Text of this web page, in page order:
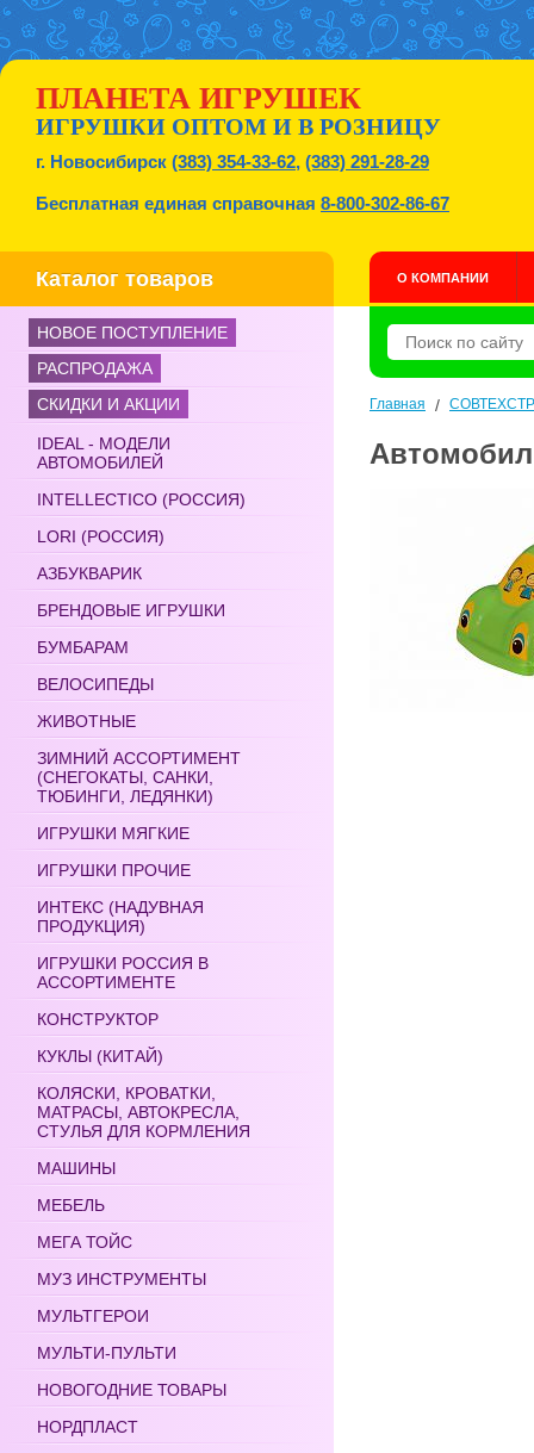
ПЛАНЕТА ИГРУШЕК
ИГРУШКИ ОПТОМ И В РОЗНИЦУ
г. Новосибирск (383) 354-33-62, (383) 291-28-29
Бесплатная единая справочная 8-800-302-86-67
Каталог товаров О КОМПАНИИ
НОВОЕ ПОСТУПЛЕНИЕ
РАСПРОДАЖА
СКИДКИ И АКЦИИ
IDEAL - МОДЕЛИ
АВТОМОБИЛЕЙ
INTELLECTICO (РОССИЯ)
LORI (РОССИЯ)
АЗБУКВАРИК
БРЕНДОВЫЕ ИГРУШКИ
БУМБАРАМ
ВЕЛОСИПЕДЫ
ЖИВОТНЫЕ
ЗИМНИЙ АССОРТИМЕНТ
(СНЕГОКАТЫ, САНКИ,
ТЮБИНГИ, ЛЕДЯНКИ)
ИГРУШКИ МЯГКИЕ
ИГРУШКИ ПРОЧИЕ
ИНТЕКС (НАДУВНАЯ
ПРОДУКЦИЯ)
ИГРУШКИ РОССИЯ В
АССОРТИМЕНТЕ
КОНСТРУКТОР
КУКЛЫ (КИТАЙ)
КОЛЯСКИ, КРОВАТКИ,
МАТРАСЫ, АВТОКРЕСЛА,
СТУЛЬЯ ДЛЯ КОРМЛЕНИЯ
МАШИНЫ
МЕБЕЛЬ
МЕГА ТОЙС
МУЗ ИНСТРУМЕНТЫ
МУЛЬТГЕРОИ
МУЛЬТИ-ПУЛЬТИ
НОВОГОДНИЕ ТОВАРЫ
НОРДПЛАСТ
Главная /